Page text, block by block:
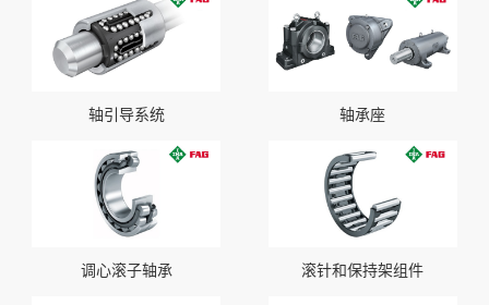
轴引导系统 轴承座
调心滚子轴承 滚针和保持架组件